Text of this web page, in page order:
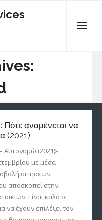
αναμένεται να
(2021)
Αυτονομώ (2021)»
με μέσα
αιτήσεων
αποσκοπεί στην
Είναι καλό οι
να έχουν επιλέξει τον